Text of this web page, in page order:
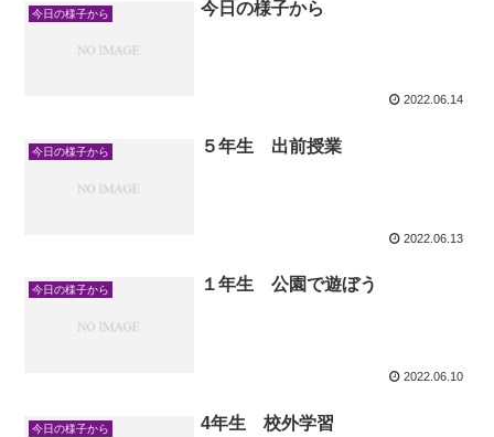
今日の様子から 今日の様子から
2022.06.14
今日の様子から ５年生 出前授業
2022.06.13
今日の様子から １年生 公園で遊ぼう
2022.06.10
今日の様子から 4年生 校外学習